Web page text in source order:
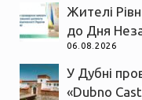
Жителі
до Дня
06.08.2026
У Дубні
«Dubno